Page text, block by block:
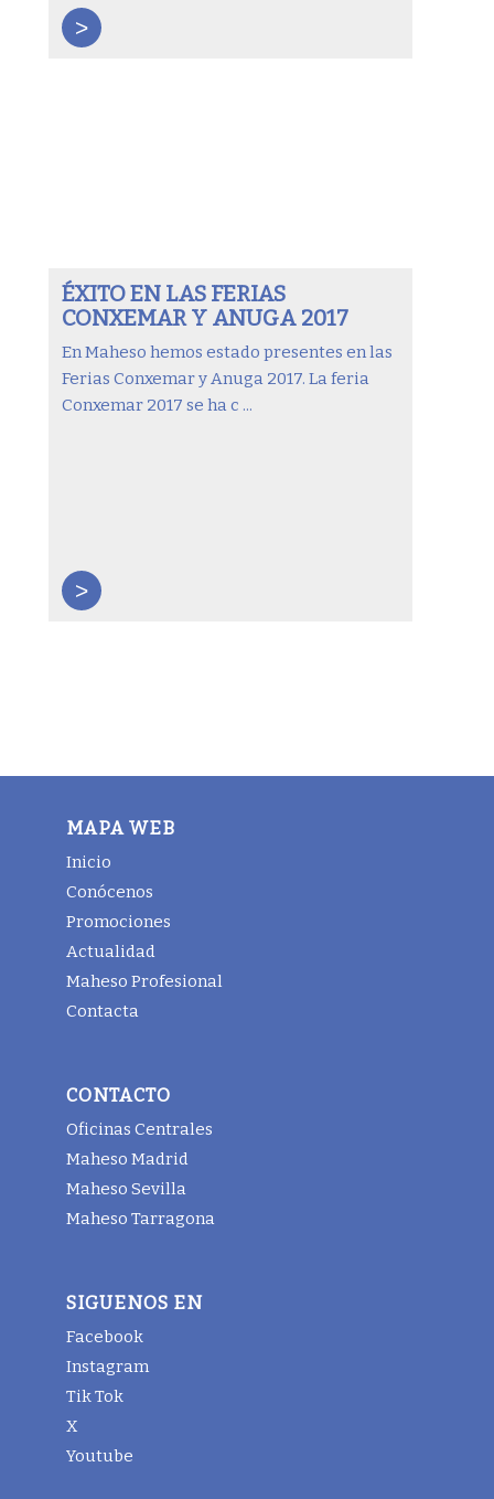
>
ÉXITO EN LAS FERIAS
CONXEMAR Y ANUGA 2017
En Maheso hemos estado presentes en las
Ferias Conxemar y Anuga 2017. La feria
Conxemar 2017 se ha c ...
>
MAPA WEB
Inicio
Conócenos
Promociones
Actualidad
Maheso Profesional
Contacta
CONTACTO
Oficinas Centrales
Maheso Madrid
Maheso Sevilla
Maheso Tarragona
SIGUENOS EN
Facebook
Instagram
Tik Tok
X
Youtube